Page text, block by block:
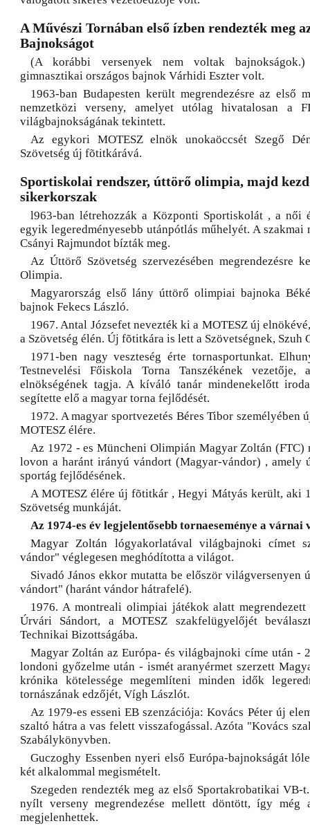
A Művészi Tornában első ízben rendezték meg
Bajnokságot
(A korábbi versenyek nem voltak
gimnasztikai országos bajnok Várhidi Eszter volt.
1963-ban Budapesten került megrendezésre az első
nemzetközi verseny, amelyet utólag hivatalosan a
világbajnokságának tekintett.
Az egykori MOTESZ elnök unokaöccsét Szegő
Szövetség új fõtitkárává.
Sportiskolai rendszer, úttörő olimpia, majd
sikerkorszak
l963-ban létrehozzák a Központi Sportiskolát , a női
egyik legeredményesebb utánpótlás műhelyét. A
Csányi Rajmundot bízták meg.
Az Úttörő Szövetség szervezésében megrendezésre
Olimpia.
Magyarország első lány úttörő olimpiai bajnoka
bajnok Fekecs László.
1967. Antal Józsefet nevezték ki a MOTESZ új
a Szövetség élén. Új fõtitkára is lett a Szövetségnek, Szuh
1971-ben nagy veszteség érte tornasportunkat.
Testnevelési Főiskola Torna Tanszékének vezetője,
elnökségének tagja. A kíváló tanár mindenekelőtt
segítette elő a magyar torna fejlődését.
1972. A magyar sportvezetés Béres Tibor személyében
MOTESZ élére.
Az 1972 - es Müncheni Olimpián Magyar Zoltán (FTC)
lovon a haránt irányú vándort (Magyar-vándor) , amely
sportág fejlődésének.
A MOTESZ élére új fõtitkár , Hegyi Mátyás került, aki
Szövetség munkáját.
Az 1974-es év legjelentősebb tornaeseménye a
Magyar Zoltán lógyakorlatával világbajnoki címet
vándor" véglegesen meghódította a világot.
Sivadó János ekkor mutatta be először világversenyen
vándort" (haránt vándor hátrafelé).
1976. A montreali olimpiai játékok alatt megrendezett
Úrvári Sándort, a MOTESZ szakfelügyelőjét
Technikai Bizottságába.
Magyar Zoltán az Európa- és világbajnoki címe után -
londoni győzelme után - ismét aranyérmet szerzett
krónika kötelessége megemlíteni minden idők
tornászának edzőjét, Vígh Lászlót.
Az 1979-es esseni EB szenzációja: Kovács Péter új
szaltó hátra a vas felett visszafogással. Azóta "Kovács
Szabálykönyvben.
Guczoghy Essenben nyeri első Európa-bajnokságát
két alkalommal megismételt.
Szegeden rendezték meg az első Sportakrobatikai
nyílt verseny megrendezése mellett döntött, így még
megjelenhettek.